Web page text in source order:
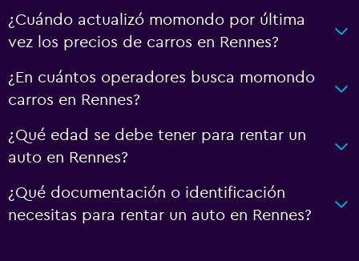
¿Cuándo actualizó momondo por última
vez los precios de carros en Rennes?
¿En cuántos operadores busca momondo
carros en Rennes?
¿Qué edad se debe tener para rentar un
auto en Rennes?
¿Qué documentación o identificación
necesitas para rentar un auto en Rennes?